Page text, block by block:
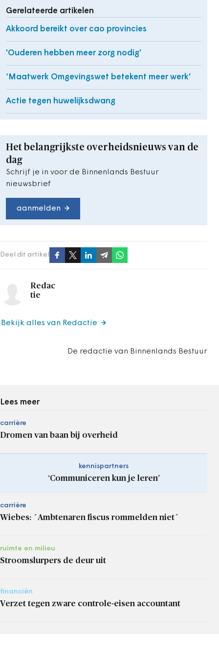
Gerelateerde artikelen
Akkoord bereikt over cao provincies
'Ouderen hebben meer zorg nodig'
‘Maatwerk Omgevingswet betekent meer werk’
Actie tegen huwelijksdwang
Het belangrijkste overheidsnieuws van de
dag
Schrijf je in voor de Binnenlands Bestuur
nieuwsbrief
aanmelden
Deel dit artikel
Redac
tie
De redactie van Binnenlands Bestuur
Bekijk alles van Redactie
Lees meer
carrière
Dromen van baan bij overheid
kennispartners
‘Communiceren kun je leren’
carrière
Wiebes: ´Ambtenaren fiscus rommelden niet´
ruimte en milieu
Stroomslurpers de deur uit
financiën
Verzet tegen zware controle-eisen accountant